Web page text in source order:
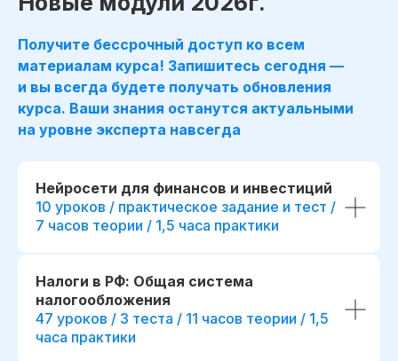
Получите бессрочный доступ ко всем
материалам курса! Запишитесь сегодня —
и вы всегда будете получать обновления
курса. Ваши знания останутся актуальными
на уровне эксперта навсегда
Нейросети для финансов и инвестиций
10 уроков / практическое задание и тест /
7 часов теории / 1,5 часа практики
Налоги в РФ: Общая система
налогообложения
47 уроков / 3 теста / 11 часов теории / 1,5
часа практики
Применить
289 часов контента и 37 онлайн-
тестирований
61 практическое задание, 58 бизнес-
Презентации и конспекты к урокам
Доступ к контенту и обновлениям —
навсегда
Карьерный центр и база вакансий
Популярный выбор
Стандарт
+ 1 месяц обучения
на реальных проектах
+ 82 часа контента и +
+ 5 онлайн-встреч 1-
экспертами курса
Mini-MBA:
Финансовый аналитик